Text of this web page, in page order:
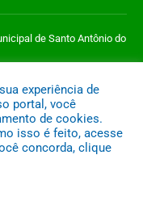
de Santo Antônio do
Acessar o Webmail
experiência de
portal, você
de cookies.
isso é feito, acesse
concorda, clique